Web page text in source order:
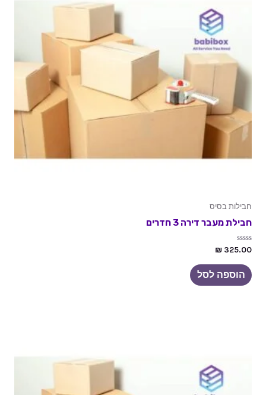
חבילות בסיס
חבילת מעבר דירה 3 חדרים
דורג
מתוך
5
₪ 325.00
הוספה לסל